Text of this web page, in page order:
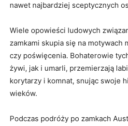
nawet najbardziej sceptycznych
Wiele opowieści ludowych
‌zamkami skupia się na motywach
czy poświęcenia. Bohaterowie
żywi, jak i umarli, przemierzają
korytarzy i komnat, snując swoje
wieków.
Podczas podróży po zamkach